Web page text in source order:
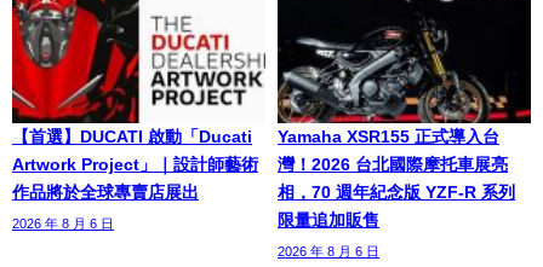
【首選】DUCATI 啟動「Ducati
Artwork Project」｜設計師藝術
作品將於全球專賣店展出
2026 年 8 月 6 日
Yamaha XSR155 正式導入台
灣！2026 台北國際摩托車展亮
相，70 週年紀念版 YZF-R 系列
限量追加販售
2026 年 8 月 6 日